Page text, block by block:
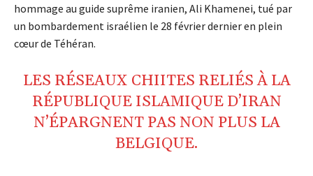
hommage au guide suprême iranien, Ali Khamenei, tué par
un bombardement israélien le 28 février dernier en plein
cœur de Téhéran.
LES RÉSEAUX CHIITES RELIÉS À LA
RÉPUBLIQUE ISLAMIQUE D’IRAN
N’ÉPARGNENT PAS NON PLUS LA
BELGIQUE.